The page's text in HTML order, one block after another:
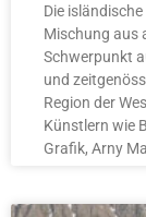
Die
Mischung aus
Schwerpunkt
und
Region der
Künstlern wie
Grafik, Arny